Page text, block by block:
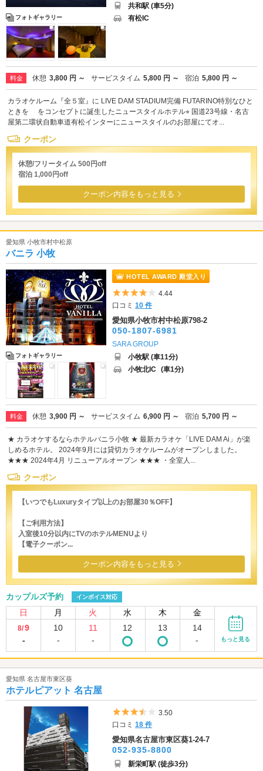
フォトギャラリー
共和駅 (車5分)
有松IC
料金 休憩 3,800 円 ～ サービスタイム 5,800 円 ～ 宿泊 5,800 円 ～
カラオケルーム『全５室』に LIVE DAM STADIUM完備 FUTARINO特別なひと
ときを をコンセプトに誕生したニュースタイルホテル⭐︎ 国道23号線・名古
屋第二環状自動車道有松インターにニュースタイルのお部屋にてオ...
クーポン
休憩/フリータイム 500円off
宿泊 1,000円off
クーポン内容をもっと見る
愛知県 小牧市村中松原
バニラ 小牧
フォトギャラリー
HOTEL AWARD 殿堂入り
5つ星のうち4
4.44
口コミ10 件
愛知県小牧市村中松原798-2
050-1807-6981
SARA GROUP
小牧駅 (車11分)
小牧北IC (車1分)
料金 休憩 3,900 円 ～ サービスタイム 6,900 円 ～ 宿泊 5,700 円 ～
★ カラオケするならホテルバニラ小牧 ★ 最新カラオケ「LIVE DAM Ai」が楽
しめるホテル。 2024年9月には貸切カラオケルームがオープンしました。
★★★ 2024年4月 リニューアルオープン ★★★ ・全室人...
クーポン
【いつでもLuxuryタイプ以上のお部屋30％OFF】
【ご利用方法】
入室後10分以内にTVのホテルMENUより
【電子クーポン...
クーポン内容をもっと見る
カップルズ予約 インボイス対応
日 月 火 水 木 金
8/9
-
10
-
11
-
12 13
14
-
もっと見る
愛知県 名古屋市東区葵
ホテルピアット 名古屋
5つ星のうち3.5
3.50
口コミ18 件
愛知県名古屋市東区葵1-24-7
052-935-8800
新栄町駅 (徒歩3分)